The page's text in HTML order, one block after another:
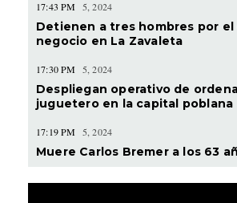
17:43 PM 5, 2024
Detienen a tres hombres por
negocio en La Zavaleta
17:30 PM 5, 2024
Despliegan operativo de
juguetero en la capital poblana
17:19 PM 5, 2024
Muere Carlos Bremer a los 63